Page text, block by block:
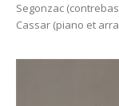
Segonzac